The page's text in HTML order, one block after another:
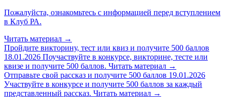
Пожалуйста, ознакомьтесь с информацией перед вступлением
в Клуб РА.
Читать материал →
Пройдите викторину, тест или квиз и получите 500 баллов
18.01.2026 Поучаствуйте в конкурсе, викторине, тесте или
квизе и получите 500 баллов. Читать материал →
Отправьте свой рассказ и получите 500 баллов 19.01.2026
Участвуйте в конкурсе и получите 500 баллов за каждый
представленный рассказ. Читать материал →